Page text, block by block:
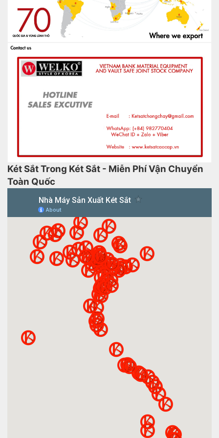
Két Sắt Trong Két Sắt - Miễn Phí Vận Chuyển
Toàn Quốc